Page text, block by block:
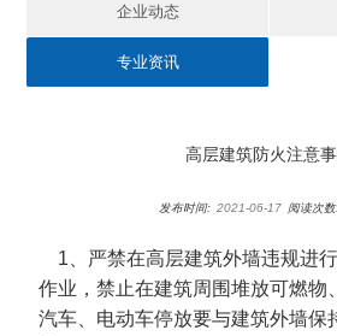
企业动态
专业资讯
高层建筑防火注意
发布时间: 2021-06-17 阅读次
1、严禁在高层建筑外墙违规进
作业，禁止在建筑周围堆放可燃物
汽车、电动车停放要与建筑外墙保